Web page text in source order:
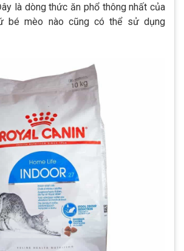
là dòng thức ăn phổ thông nhất của
bé mèo nào cũng có thể sử dụng